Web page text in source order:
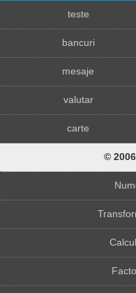
teste
bancuri
mesaje
valutar
carte
©